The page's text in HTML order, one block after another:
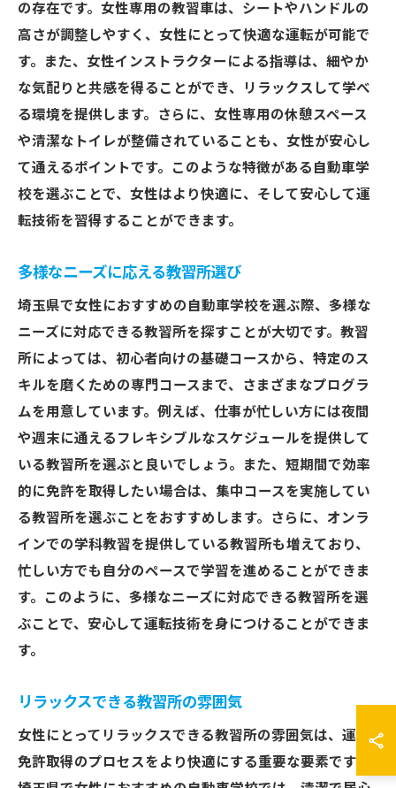
の存在です。女性専用の教習車は、シートやハンドルの
高さが調整しやすく、女性にとって快適な運転が可能で
す。また、女性インストラクターによる指導は、細やか
な気配りと共感を得ることができ、リラックスして学べ
る環境を提供します。さらに、女性専用の休憩スペース
や清潔なトイレが整備されていることも、女性が安心し
て通えるポイントです。このような特徴がある自動車学
校を選ぶことで、女性はより快適に、そして安心して運
転技術を習得することができます。
多様なニーズに応える教習所選び
埼玉県で女性におすすめの自動車学校を選ぶ際、多様な
ニーズに対応できる教習所を探すことが大切です。教習
所によっては、初心者向けの基礎コースから、特定のス
キルを磨くための専門コースまで、さまざまなプログラ
ムを用意しています。例えば、仕事が忙しい方には夜間
や週末に通えるフレキシブルなスケジュールを提供して
いる教習所を選ぶと良いでしょう。また、短期間で効率
的に免許を取得したい場合は、集中コースを実施してい
る教習所を選ぶことをおすすめします。さらに、オンラ
インでの学科教習を提供している教習所も増えており、
忙しい方でも自分のペースで学習を進めることができま
す。このように、多様なニーズに対応できる教習所を選
ぶことで、安心して運転技術を身につけることができま
す。
リラックスできる教習所の雰囲気
女性にとってリラックスできる教習所の雰囲気は、運転
免許取得のプロセスをより快適にする重要な要素です。